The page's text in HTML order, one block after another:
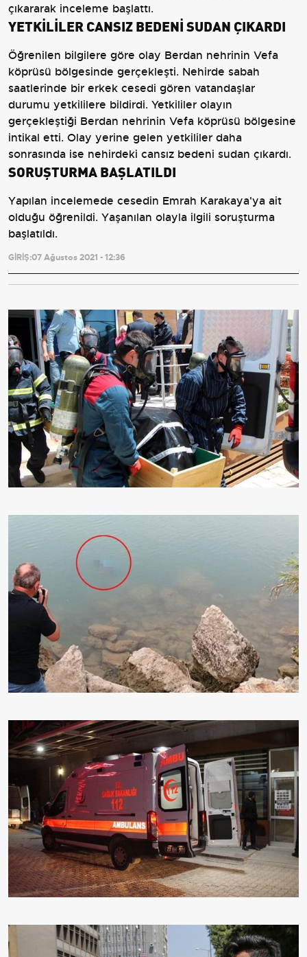
çıkararak inceleme başlattı.
YETKİLİLER CANSIZ BEDENİ SUDAN ÇIKARDI
Öğrenilen bilgilere göre olay Berdan nehrinin Vefa
köprüsü bölgesinde gerçekleşti. Nehirde sabah
saatlerinde bir erkek cesedi gören vatandaşlar
durumu yetkililere bildirdi. Yetkililer olayın
gerçekleştiği Berdan nehrinin Vefa köprüsü bölgesine
intikal etti. Olay yerine gelen yetkililer daha
sonrasında ise nehirdeki cansız bedeni sudan çıkardı.
SORUŞTURMA BAŞLATILDI
Yapılan incelemede cesedin Emrah Karakaya'ya ait
olduğu öğrenildi. Yaşanılan olayla ilgili soruşturma
başlatıldı.
GİRİŞ:07 Ağustos 2021 - 12:36